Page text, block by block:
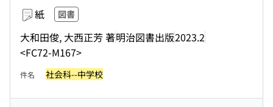
紙 図書
大和田俊, 大西正芳 著明治図書出版2023.2
<FC72-M167>
件名 社会科--中学校